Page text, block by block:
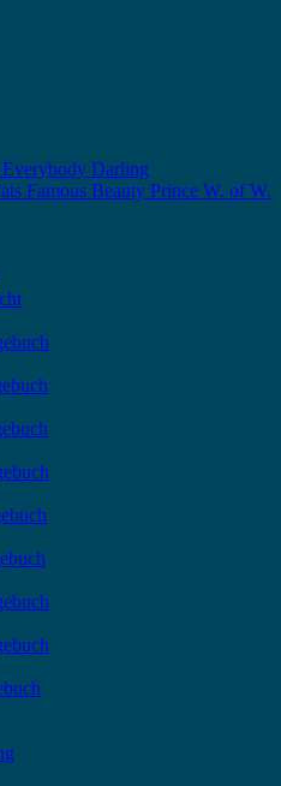
Darling
Famous Beauty Prince W. of W.